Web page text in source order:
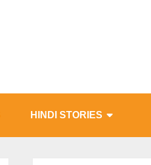
HINDI STORIES